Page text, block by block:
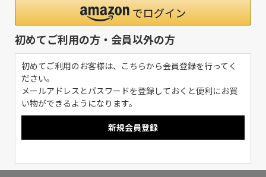
初めてご利用の方・会員以外の方
初めてご利用のお客様は、こちらから会員登録を行ってく
ださい。
メールアドレスとパスワードを登録しておくと便利にお買
い物ができるようになります。